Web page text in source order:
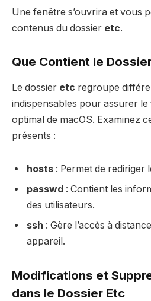
Une fenêtre s’ouvrira et vous
contenus du dossier etc.
Que Contient le
Le dossier etc regroupe
indispensables pour assurer le
optimal de macOS. Examinez
présents :
hosts : Permet de rediriger
passwd : Contient les
des utilisateurs.
ssh : Gère l’accès à
appareil.
Modifications et
dans le Dossier Etc